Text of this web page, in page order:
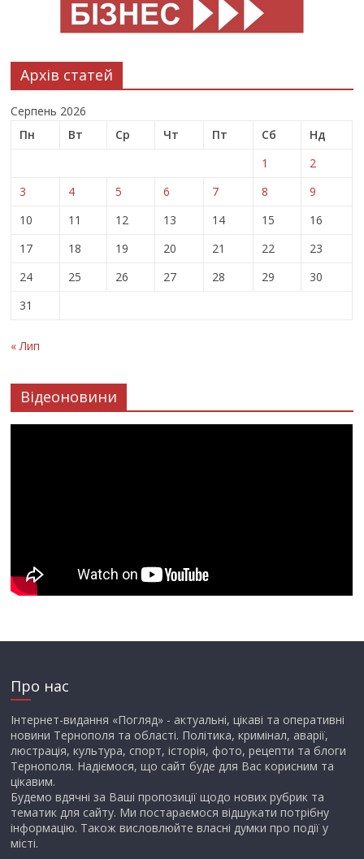
Архів статей
Серпень 2026
Пн
Вт Ср Чт Пт Сб
Нд
1
2
3
4 5 6 7 8
9
10
11 12 13 14 15
16
17
18 19 20 21 22
23
24
25 26 27 28 29
30
31
« Лип
Відеоновини
Про нас
Інтернет-видання «Погляд» - актуальні, цікаві та оперативні
новини Тернополя та області. Політика, кримінал, аварії,
люстрація, культура, спорт, історія, фото, рецепти та блоги
Тернополя. Надіємося, що сайт буде для Вас корисним та
цікавим.
Будемо вдячні за Ваші пропозиції щодо нових рубрик та
тематик для сайту. Ми постараємося відшукати потрібну
інформацію. Також висловлюйте власні думки про події у
місті.